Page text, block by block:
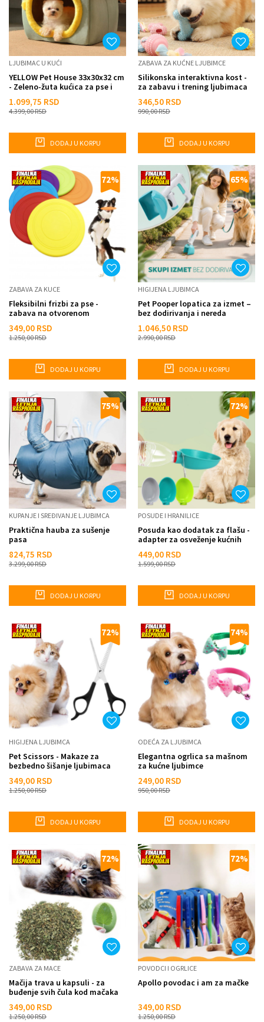
LJUBIMAC U KUĆI
YELLOW Pet House 33x30x32 cm
- Zeleno-žuta kućica za pse i
1.099,75 RSD
4.399,00RSD
DODAJ U KORPU
ZABAVA ZA KUĆNE LJUBIMCE
Silikonska interaktivna kost -
za zabavu i trening ljubimaca
346,50 RSD
990,00RSD
DODAJ U KORPU
72%
ZABAVA ZA KUCE
Fleksibilni frizbi za pse -
zabava na otvorenom
349,00 RSD
1.250,00RSD
DODAJ U KORPU
65%
HIGIJENA LJUBIMCA
Pet Pooper lopatica za izmet –
bez dodirivanja i nereda
1.046,50 RSD
2.990,00RSD
DODAJ U KORPU
75%
KUPANJE I SREĐIVANJE LJUBIMCA
Praktična hauba za sušenje
pasa
824,75 RSD
3.299,00RSD
DODAJ U KORPU
72%
POSUDE I HRANILICE
Posuda kao dodatak za flašu -
adapter za osveženje kućnih
449,00 RSD
1.599,00RSD
DODAJ U KORPU
72%
HIGIJENA LJUBIMCA
Pet Scissors - Makaze za
bezbedno šišanje ljubimaca
349,00 RSD
1.250,00RSD
DODAJ U KORPU
74%
ODEĆA ZA LJUBIMCA
Elegantna ogrlica sa mašnom
za kućne ljubimce
249,00 RSD
950,00RSD
DODAJ U KORPU
72%
ZABAVA ZA MACE
Mačija trava u kapsuli - za
buđenje svih čula kod mačaka
349,00 RSD
1.250,00RSD
72%
POVODCI I OGRLICE
Apollo povodac i am za mačke
349,00 RSD
1.250,00RSD